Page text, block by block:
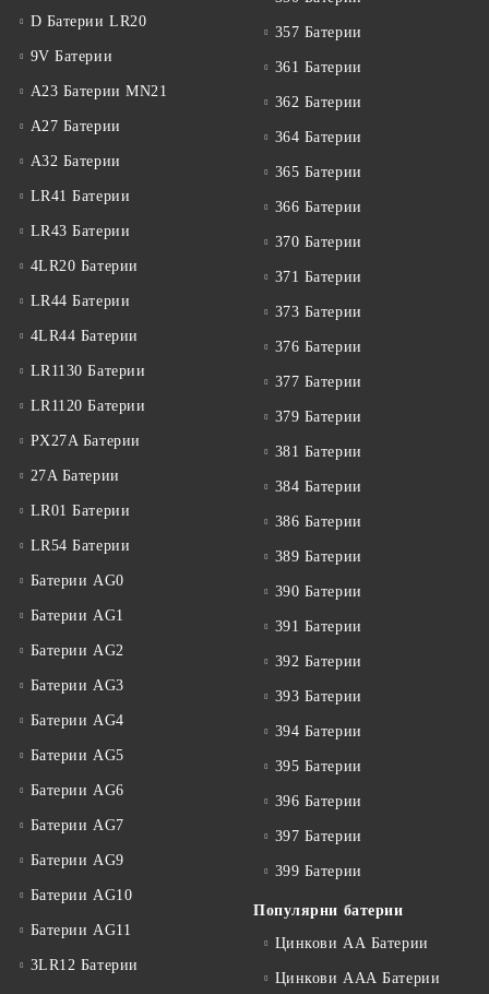
D Батерии LR20
9V Батерии
A23 Батерии MN21
A27 Батерии
A32 Батерии
LR41 Батерии
LR43 Батерии
4LR20 Батерии
LR44 Батерии
4LR44 Батерии
LR1130 Батерии
LR1120 Батерии
PX27A Батерии
27A Батерии
LR01 Батерии
LR54 Батерии
Батерии AG0
Батерии AG1
Батерии AG2
Батерии AG3
Батерии AG4
Батерии AG5
Батерии AG6
Батерии AG7
Батерии AG9
Батерии AG10
Батерии AG11
3LR12 Батерии
357 Батерии
361 Батерии
362 Батерии
364 Батерии
365 Батерии
366 Батерии
370 Батерии
371 Батерии
373 Батерии
376 Батерии
377 Батерии
379 Батерии
381 Батерии
384 Батерии
386 Батерии
389 Батерии
390 Батерии
391 Батерии
392 Батерии
393 Батерии
394 Батерии
395 Батерии
396 Батерии
397 Батерии
399 Батерии
Популярни батерии
Цинкови АА Батерии
Цинкови ААА Батерии